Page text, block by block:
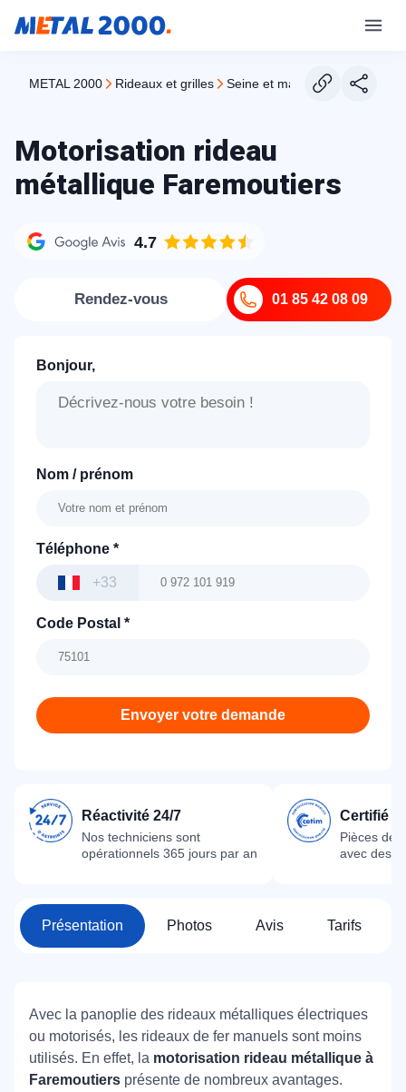
METAL 2000 rideaux et grilles seine et marne faremoutiers
Motorisation rideau
métallique Faremoutiers
4.7
01 85 42 08 09
Rendez-vous
Bonjour,
Nom / prénom
Téléphone *
+33
Code Postal *
Envoyer votre demande
Réactivité 24/7
Nos techniciens sont
opérationnels 365 jours par an
Certifié
Pièces
avec des
Présentation Photos Avis Tarifs
Avec la panoplie des rideaux métalliques électriques
ou motorisés, les rideaux de fer manuels sont moins
utilisés. En effet, la motorisation rideau métallique à
Faremoutiers présente de nombreux avantages.